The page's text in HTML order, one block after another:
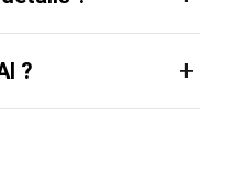
? +